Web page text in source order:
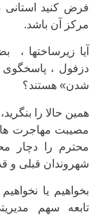
فرض کنید
مرکز آن باشد.
آیا زیرساختها
دزفول ،
شدن» هستند؟
همین حالا را بنگرید،
مصیبت مهاجرت
محترم را دچار
شهروندان قبلی و
بخواهیم یا
تابعه سهم